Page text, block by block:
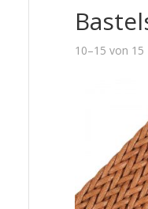
10–15 von 15